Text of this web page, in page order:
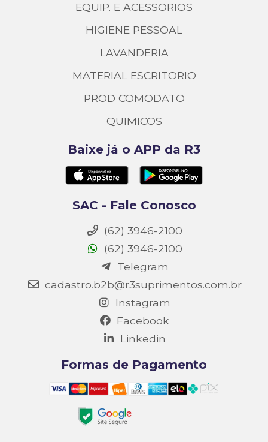
EQUIP. E ACESSORIOS
HIGIENE PESSOAL
LAVANDERIA
MATERIAL ESCRITORIO
PROD COMODATO
QUIMICOS
Baixe já o APP da R3
SAC - Fale Conosco
(62) 3946-2100
(62) 3946-2100
Telegram
cadastro.b2b@r3suprimentos.com.br
Instagram
Facebook
Linkedin
Formas de Pagamento